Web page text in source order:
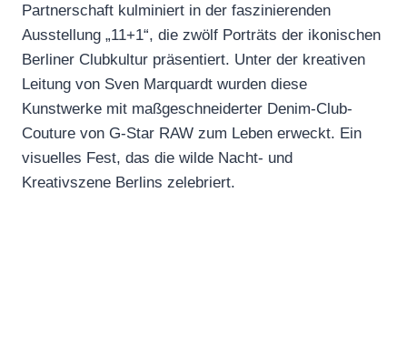
Partnerschaft kulminiert in der faszinierenden
Ausstellung „11+1“, die zwölf Porträts der ikonischen
Berliner Clubkultur präsentiert. Unter der kreativen
Leitung von Sven Marquardt wurden diese
Kunstwerke mit maßgeschneiderter Denim-Club-
Couture von G-Star RAW zum Leben erweckt. Ein
visuelles Fest, das die wilde Nacht- und
Kreativszene Berlins zelebriert.